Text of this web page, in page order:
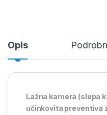
Opis
Lažna kamera (slepa
učinkovita preventiva